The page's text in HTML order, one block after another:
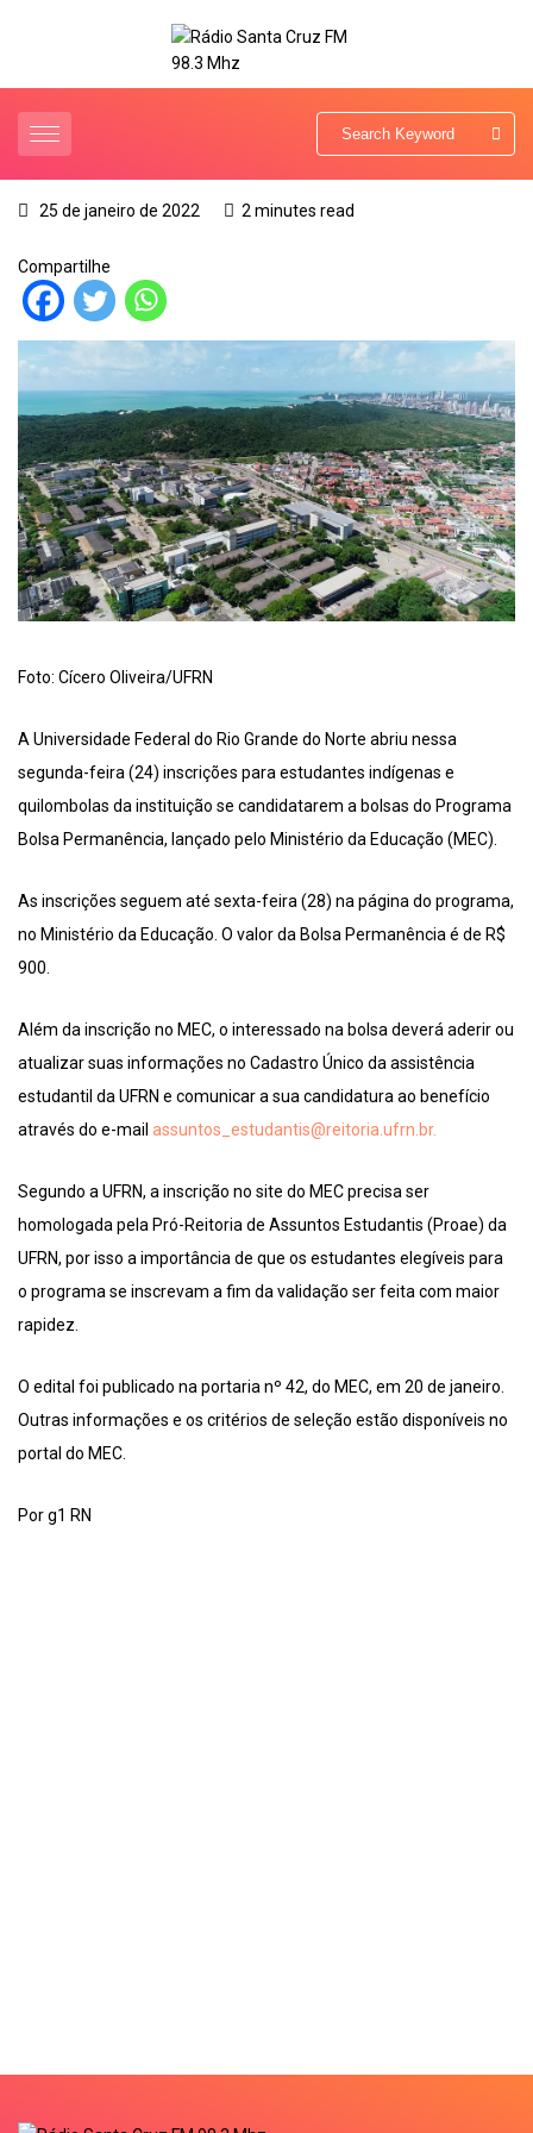
25 de janeiro de 2022 2 minutes read
Compartilhe
Foto: Cícero Oliveira/UFRN
A Universidade Federal do Rio Grande do Norte abriu nessa
segunda-feira (24) inscrições para estudantes indígenas e
quilombolas da instituição se candidatarem a bolsas do Programa
Bolsa Permanência, lançado pelo Ministério da Educação (MEC).
As inscrições seguem até sexta-feira (28) na página do programa,
no Ministério da Educação. O valor da Bolsa Permanência é de R$
900.
Além da inscrição no MEC, o interessado na bolsa deverá aderir ou
atualizar suas informações no Cadastro Único da assistência
estudantil da UFRN e comunicar a sua candidatura ao benefício
através do e-mail assuntos_estudantis@reitoria.ufrn.br.
Segundo a UFRN, a inscrição no site do MEC precisa ser
homologada pela Pró-Reitoria de Assuntos Estudantis (Proae) da
UFRN, por isso a importância de que os estudantes elegíveis para
o programa se inscrevam a fim da validação ser feita com maior
rapidez.
O edital foi publicado na portaria nº 42, do MEC, em 20 de janeiro.
Outras informações e os critérios de seleção estão disponíveis no
portal do MEC.
Por g1 RN